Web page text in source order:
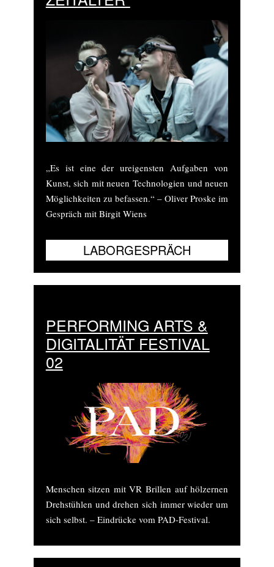
„Es ist eine der ureigensten Aufgaben von
Kunst, sich mit neuen Technologien und neuen
Möglichkeiten zu befassen.“ – Oliver Proske im
Gespräch mit Birgit Wiens
PERFORMING ARTS &
DIGITALITÄT FESTIVAL
02
Menschen sitzen mit VR Brillen auf hölzernen
Drehstühlen und drehen sich immer wieder um
sich selbst. – Eindrücke vom PAD-Festival.